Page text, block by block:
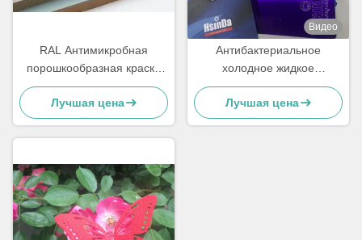
RAL Антимикробная
порошкообразная краска
для мебели из металла и
МДФ
Лучшая цена
Видео
Антибактериальное
холодное жидкое
распылительное
порошковое покрытие
пищевого качества,
Лучшая цена